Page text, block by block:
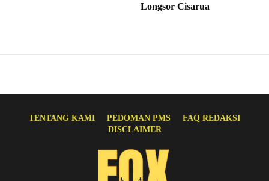
Longsor Cisarua
TENTANG KAMI PEDOMAN PMS
FAQ REDAKSI
DISCLAIMER